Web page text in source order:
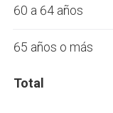
60 a 64 años
65 años o más
Total